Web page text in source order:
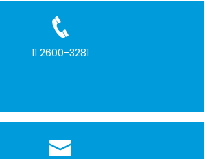
11 2600-3281